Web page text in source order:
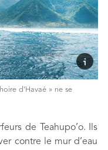
d’Havaé » ne se
de Teahupo’o. Ils
contre le mur d’eau